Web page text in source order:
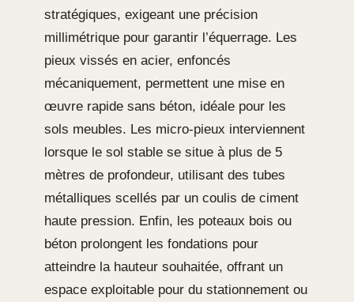
stratégiques, exigeant une précision
millimétrique pour garantir l’équerrage. Les
pieux vissés en acier, enfoncés
mécaniquement, permettent une mise en
œuvre rapide sans béton, idéale pour les
sols meubles. Les micro-pieux interviennent
lorsque le sol stable se situe à plus de 5
mètres de profondeur, utilisant des tubes
métalliques scellés par un coulis de ciment
haute pression. Enfin, les poteaux bois ou
béton prolongent les fondations pour
atteindre la hauteur souhaitée, offrant un
espace exploitable pour du stationnement ou